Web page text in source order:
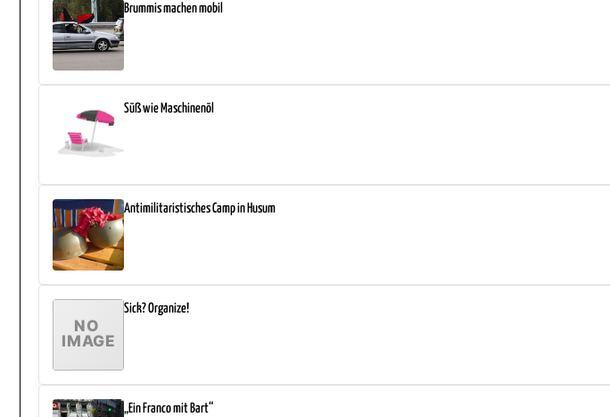
Brummis machen mobil
Süß wie Maschinenöl
Antimilitaristisches Camp in Husum
Sick? Organize!
„Ein Franco mit Bart“